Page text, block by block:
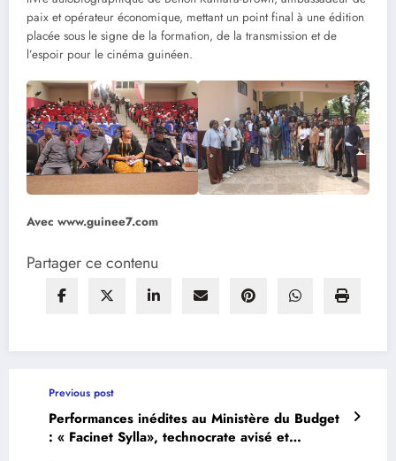
paix et opérateur économique, mettant un point final à une édition
placée sous le signe de la formation, de la transmission et de
l’espoir pour le cinéma guinéen.
Avec www.guinee7.com
Partager ce contenu
Previous post
Performances inédites au Ministère du Budget
: « Facinet Sylla», technocrate avisé et